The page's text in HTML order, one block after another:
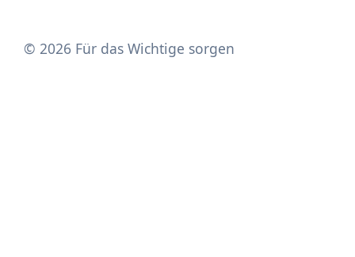
© 2026 Für das Wichtige sorgen